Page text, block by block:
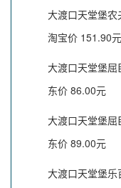
大渡口天堂堡
淘宝价 151.90元
大渡口天堂堡
东价 86.00元
大渡口天堂堡
东价 89.00元
大渡口天堂堡